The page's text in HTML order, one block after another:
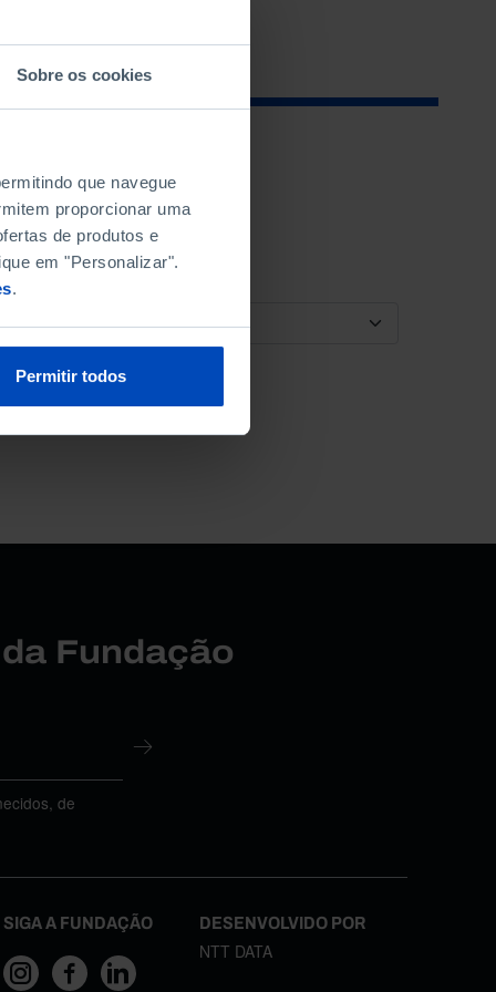
Sobre os cookies
que navegue
proporcionar uma
de produtos e
em "Personalizar".
.
Permitir todos
ORDENAR POR
Fundação
de
SIGA A FUNDAÇÃO DESENVOLVIDO POR
NTT DATA